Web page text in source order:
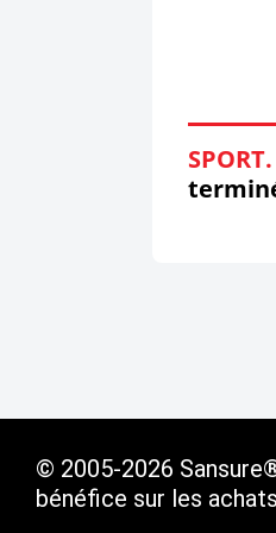
SPORT.
© 2005-2026
bénéfice sur les